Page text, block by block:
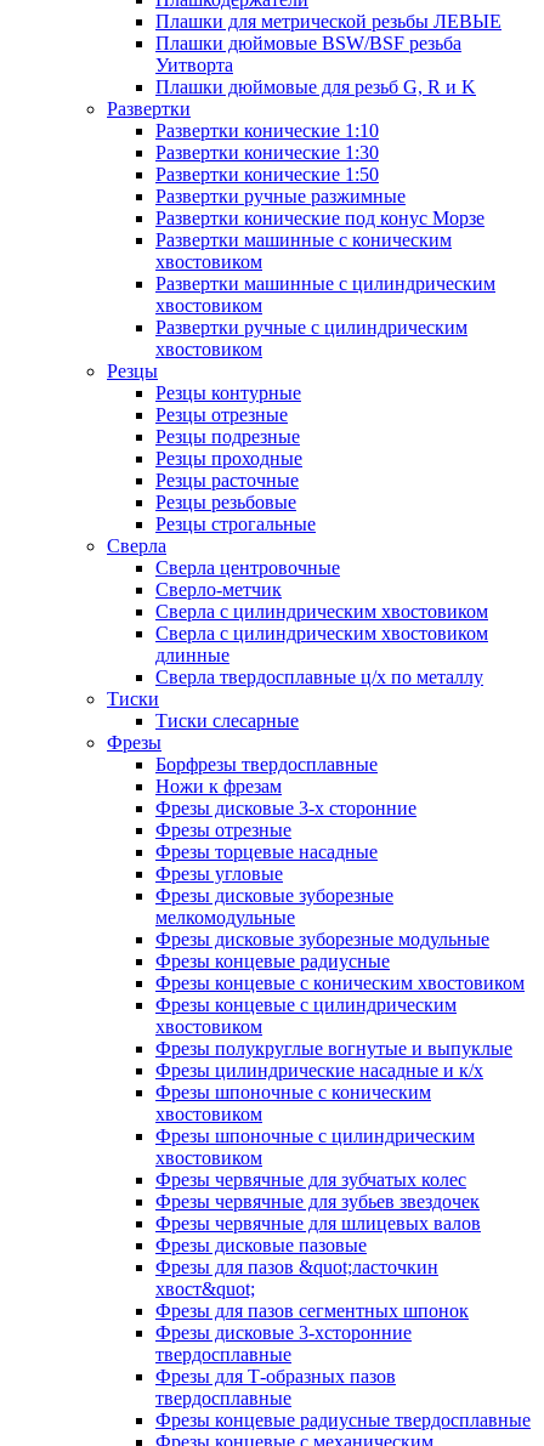
Плашки для метрической резьбы ЛЕВЫЕ
Плашки дюймовые BSW/BSF резьба
Уитворта
Плашки дюймовые для резьб G, R и K
Развертки
Развертки конические 1:10
Развертки конические 1:30
Развертки конические 1:50
Развертки ручные разжимные
Развертки конические под конус Морзе
Развертки машинные с коническим
хвостовиком
Развертки машинные с цилиндрическим
хвостовиком
Развертки ручные с цилиндрическим
хвостовиком
Резцы
Резцы контурные
Резцы отрезные
Резцы подрезные
Резцы проходные
Резцы расточные
Резцы резьбовые
Резцы строгальные
Сверла
Сверла центровочные
Сверло-метчик
Сверла с цилиндрическим хвостовиком
Сверла с цилиндрическим хвостовиком
длинные
Сверла твердосплавные ц/х по металлу
Тиски
Тиски слесарные
Фрезы
Борфрезы твердосплавные
Ножи к фрезам
Фрезы дисковые 3-х сторонние
Фрезы отрезные
Фрезы торцевые насадные
Фрезы угловые
Фрезы дисковые зуборезные
мелкомодульные
Фрезы дисковые зуборезные модульные
Фрезы концевые радиусные
Фрезы концевые с коническим хвостовиком
Фрезы концевые с цилиндрическим
хвостовиком
Фрезы полукруглые вогнутые и выпуклые
Фрезы цилиндрические насадные и к/х
Фрезы шпоночные с коническим
хвостовиком
Фрезы шпоночные с цилиндрическим
хвостовиком
Фрезы червячные для зубчатых колес
Фрезы червячные для зубьев звездочек
Фрезы червячные для шлицевых валов
Фрезы дисковые пазовые
Фрезы для пазов &quot;ласточкин
хвост&quot;
Фрезы для пазов сегментных шпонок
Фрезы дисковые 3-хсторонние
твердосплавные
Фрезы для Т-образных пазов
твердосплавные
Фрезы концевые радиусные твердосплавные
Фрезы концевые с механическим